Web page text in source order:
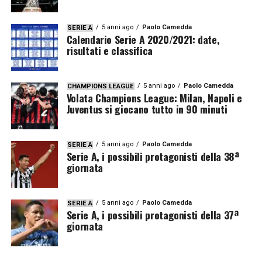
SERIE A 5 anni ago Paolo Camedda
Calendario Serie A 2020/2021: date,
risultati e classifica
CHAMPIONS LEAGUE 5 anni ago Paolo Camedda
Volata Champions League: Milan, Napoli e
Juventus si giocano tutto in 90 minuti
SERIE A 5 anni ago Paolo Camedda
Serie A, i possibili protagonisti della 38ª
giornata
SERIE A 5 anni ago Paolo Camedda
Serie A, i possibili protagonisti della 37ª
giornata